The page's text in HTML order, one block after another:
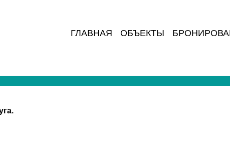
ГЛАВНАЯ ОБЪЕКТЫ